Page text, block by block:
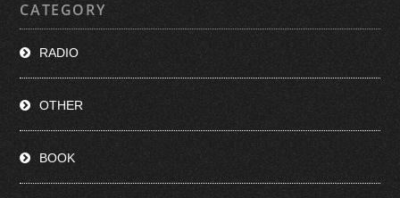
CATEGORY
RADIO
OTHER
BOOK